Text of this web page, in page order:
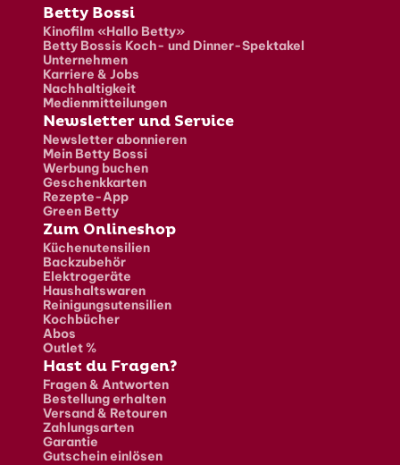
Fusszeile
Betty Bossi
Kinofilm «Hallo Betty»
Betty Bossis Koch- und Dinner-Spektakel
Unternehmen
Karriere & Jobs
Nachhaltigkeit
Medienmitteilungen
Newsletter und Service
Newsletter abonnieren
Mein Betty Bossi
Werbung buchen
Geschenkkarten
Rezepte-App
Green Betty
Zum Onlineshop
Küchenutensilien
Backzubehör
Elektrogeräte
Haushaltswaren
Reinigungsutensilien
Kochbücher
Abos
Outlet %
Hast du Fragen?
Fragen & Antworten
Bestellung erhalten
Versand & Retouren
Zahlungsarten
Garantie
Gutschein einlösen